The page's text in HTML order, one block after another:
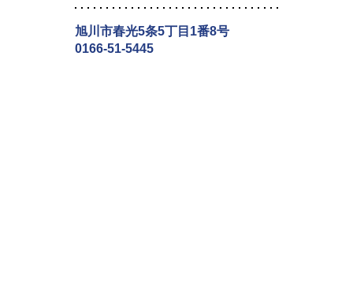
旭川市春光5条5丁目1番8号
0166-51-5445